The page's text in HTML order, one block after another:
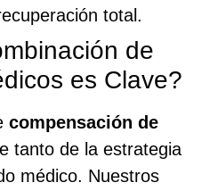
total.
de
es Clave?
compensación de
tanto de la estrategia
médico. Nuestros